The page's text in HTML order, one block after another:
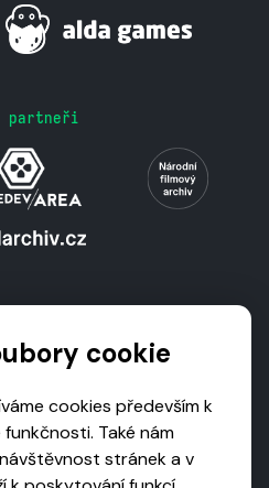
partneři
cookie
cookies především k
Také nám
stránek a v